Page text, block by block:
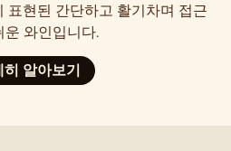
표현된 간단하고 활기차며 접근
운 와인입니다.
히 알아보기